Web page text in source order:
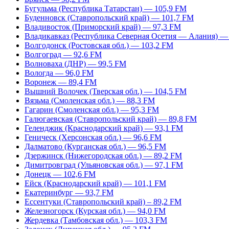
Бугульма (Республика Татарстан) — 105,9 FM
Буденновск (Ставропольский край) — 101,7 FM
Владивосток (Приморский край) — 97,3 FM
Владикавказ (Республика Северная Осетия — Алания)
Волгодонск (Ростовская обл.) — 103,2 FM
Волгоград — 92,6 FM
Волноваха (ДНР) — 99,5 FM
Вологда — 96,0 FM
Воронеж — 89,4 FM
Вышний Волочек (Тверская обл.) — 104,5 FM
Вязьма (Смоленская обл.) — 88,3 FM
Гагарин (Смоленская обл.) — 95,3 FM
Галюгаевская (Ставропольский край) — 89,8 FM
Геленджик (Краснодарский край) — 93,1 FM
Геническ (Херсонская обл.) — 96,6 FM
Далматово (Курганская обл.) — 96,5 FM
Дзержинск (Нижегородская обл.) — 89,2 FM
Димитровград (Ульяновская обл.) — 97,1 FM
Донецк — 102,6 FM
Ейск (Краснодарский край) — 101,1 FM
Екатеринбург — 93,7 FM
Ессентуки (Ставропольский край) – 89,2 FM
Железногорск (Курская обл.) — 94,0 FM
Жердевка (Тамбовская обл.) — 103,3 FM